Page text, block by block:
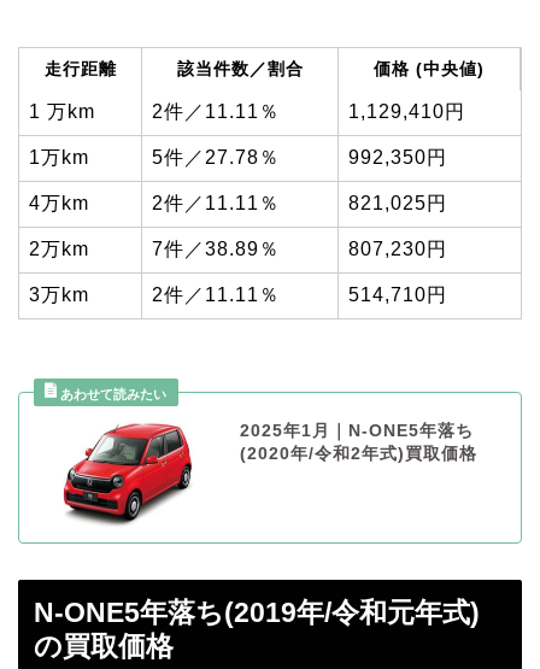
走行距離 該当件数／割合 価格 (中央値)
1 万km 2件／11.11％ 1,129,410円
1万km 5件／27.78％ 992,350円
4万km 2件／11.11％ 821,025円
2万km 7件／38.89％ 807,230円
3万km 2件／11.11％ 514,710円
2025年1月｜N-ONE5年落ち
(2020年/令和2年式)買取価格
N-ONE5年落ち(2019年/令和元年式)
の買取価格